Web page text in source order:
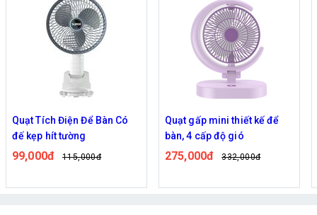
Quạt Tích Điện Để Bàn Có
đế kẹp hít tường
99,000đ 115,000đ
Quạt gấp mini thiết kế để
bàn, 4 cấp độ gió
275,000đ 332,000đ